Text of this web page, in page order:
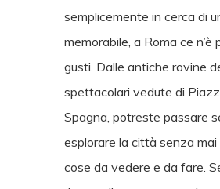
semplicemente in cerca di
memorabile, a Roma ce n’è
gusti. Dalle antiche rovine
spettacolari vedute di
Spagna, potreste passare
esplorare la città senza mai
cose da vedere e da fare.